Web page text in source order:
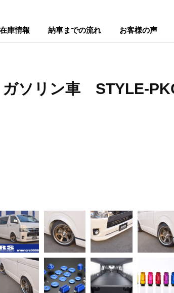
庫情報 納車までの流れ お客様の声
ソリン車 STYLE-